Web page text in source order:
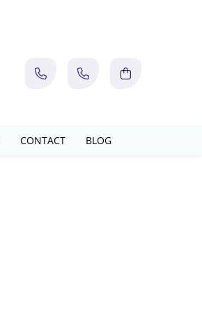
CONTACT BLOG